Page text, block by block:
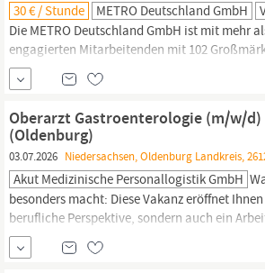
30 € / Stunde METRO Deutschland GmbH
Die METRO Deutschland GmbH ist mit mehr
engagierten Mitarbeitenden mit 102
Belieferungsdepots in ganz Deutschland
Millionen Kundinnen und Kunden aus der
Großverbrauchende vertrauen auf unser
und die erstklassigen Leistungen unseres
Oberarzt Gastroenterologie (m/w/
(Oldenburg)
03.07.2026 Niedersachsen, Oldenburg Landkreis,
Akut Medizinische Personallogistik GmbH
besonders macht: Diese Vakanz eröffnet
berufliche Perspektive, sondern auch ein
Teamgeist, Qualität und
stehen. Im Auftrag unseres Kunden, einem